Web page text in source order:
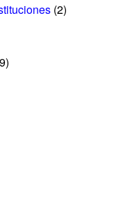
(2)